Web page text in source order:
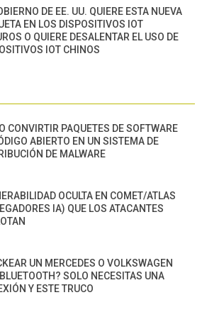
DE EE. UU. QUIERE ESTA NUEVA
EN LOS DISPOSITIVOS IOT
O QUIERE DESALENTAR EL USO DE
IOT CHINOS
CONVIRTIR PAQUETES DE SOFTWARE
ABIERTO EN UN SISTEMA DE
DE MALWARE
OCULTA EN COMET/ATLAS
IA) QUE LOS ATACANTES
UN MERCEDES O VOLKSWAGEN
SOLO NECESITAS UNA
Y ESTE TRUCO